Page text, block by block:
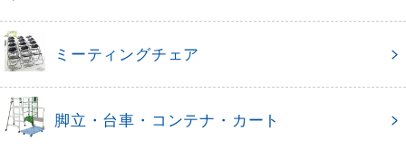
ミーティングチェア
脚立・台車・コンテナ・カート